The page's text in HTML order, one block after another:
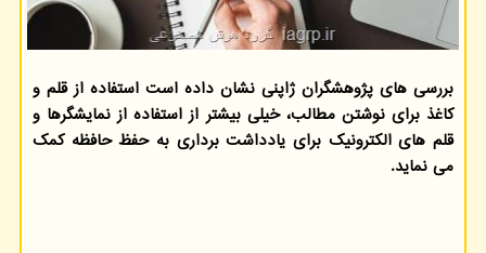
بررسی های پژوهشگران ژاپنی نشان داده است استفاده از قلم و
کاغذ برای نوشتن مطالب، خیلی بیشتر از استفاده از نمایشگرها و
قلم های الکترونیک برای یادداشت برداری به حفظ حافظه کمک
می نماید.